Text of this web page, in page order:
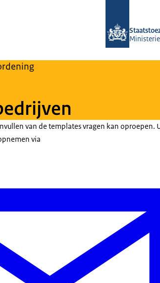
van de templates vragen kan oproepen.
via